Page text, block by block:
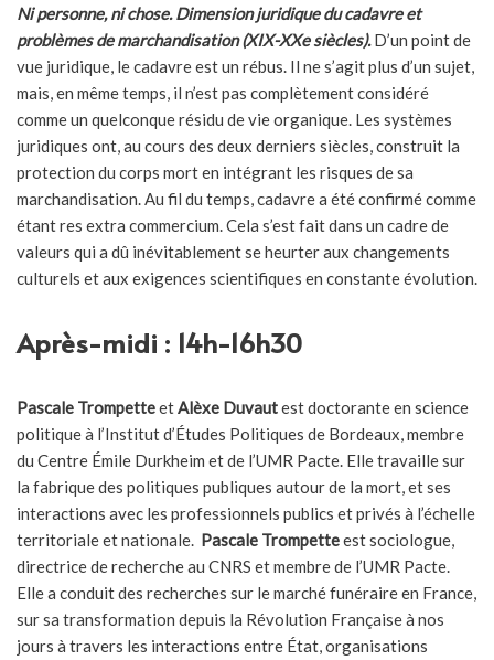
Ni personne, ni chose. Dimension juridique du cadavre et
problèmes de marchandisation (XIX-XXe siècles).D’un point de
vue juridique, le cadavre est un rébus. Il ne s’agit plus d’un sujet,
mais, en même temps, il n’est pas complètement considéré
comme un quelconque résidu de vie organique. Les systèmes
juridiques ont, au cours des deux derniers siècles, construit la
protection du corps mort en intégrant les risques de sa
marchandisation. Au fil du temps, cadavre a été confirmé comme
étant res extra commercium. Cela s’est fait dans un cadre de
valeurs qui a dû inévitablement se heurter aux changements
culturels et aux exigences scientifiques en constante évolution.
Après-midi : 14h-16h30
Pascale TrompetteetAlèxe Duvautest doctorante en science
politique à l’Institut d’Études Politiques de Bordeaux, membre
du Centre Émile Durkheim et de l’UMR Pacte. Elle travaille sur
la fabrique des politiques publiques autour de la mort, et ses
interactions avec les professionnels publics et privés à l’échelle
territoriale et nationale. Pascale Trompetteest sociologue,
directrice de recherche au CNRS et membre de l’UMR Pacte.
Elle a conduit des recherches sur le marché funéraire en France,
sur sa transformation depuis la Révolution Française à nos
jours à travers les interactions entre État, organisations